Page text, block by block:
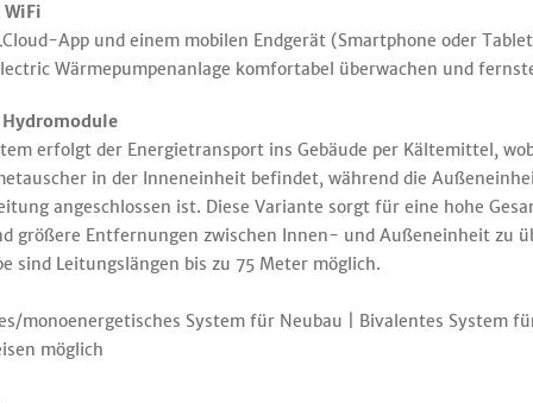
App und einem mobilen Endgerät (Smartphone oder
Wärmepumpenanlage komfortabel überwachen und
erfolgt der Energietransport ins Gebäude per Kältemittel,
in der Inneneinheit befindet, während die
angeschlossen ist. Diese Variante sorgt für eine hohe
größere Entfernungen zwischen Innen- und Außeneinheit zu
sind Leitungslängen bis zu 75 Meter möglich.
monoenergetisches System für Neubau | Bivalentes System
möglich